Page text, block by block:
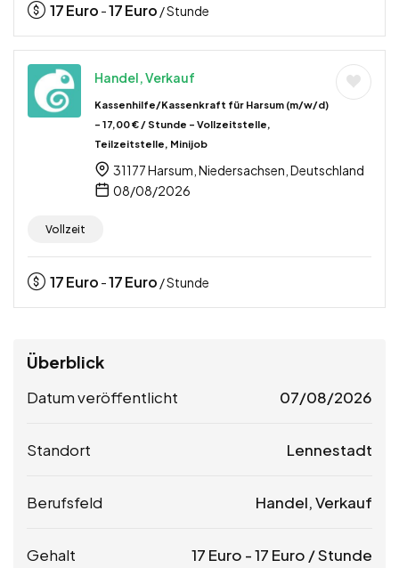
17Euro -17Euro / Stunde
Handel, Verkauf
Kassenhilfe/Kassenkraft für Harsum (m/w/d)
– 17,00 € / Stunde – Vollzeitstelle,
Teilzeitstelle, Minijob
31177 Harsum, Niedersachsen, Deutschland
08/08/2026
Vollzeit
17Euro -17Euro / Stunde
Überblick
Datum veröffentlicht 07/08/2026
Standort Lennestadt
Berufsfeld Handel, Verkauf
Gehalt 17 Euro -17 Euro / Stunde